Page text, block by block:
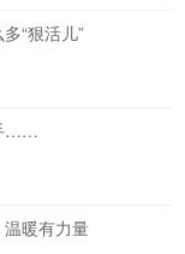
“狠活儿”
……
温暖有力量